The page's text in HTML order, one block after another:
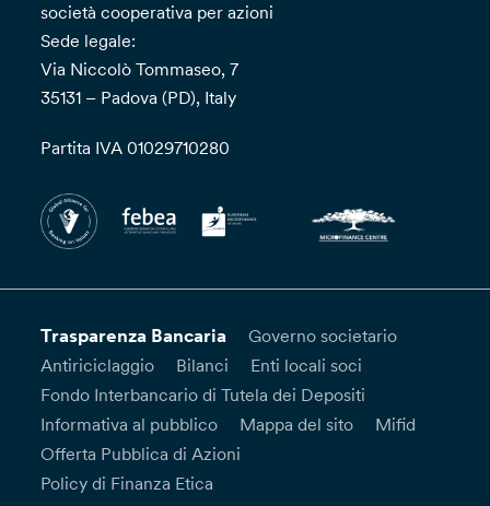
società cooperativa per azioni
Sede legale:
Via Niccolò Tommaseo, 7
35131 – Padova (PD), Italy
Partita IVA 01029710280
Trasparenza Bancaria
Governo societario
Antiriciclaggio
Bilanci
Enti locali soci
Fondo Interbancario di Tutela dei Depositi
Informativa al pubblico
Mappa del sito
Mifid
Offerta Pubblica di Azioni
Policy di Finanza Etica